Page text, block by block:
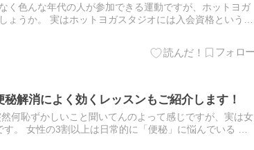
く色んな年代の人が参加できる運動ですが、ホットヨガ
うか。 実はホットヨガスタジオには入会資格というも
解消によく効くレッスンもご紹介します！
何恥ずかしいこと聞いてんのよって感じですが、実は女
。 女性の3割以上は日常的に「便秘」に悩んでいる 便